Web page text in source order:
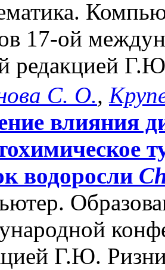
17-ой
редакцией
С. О.,
влияния
водоросли
Г.Ю.